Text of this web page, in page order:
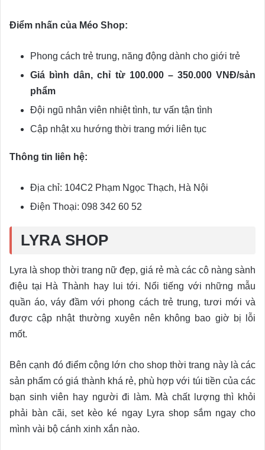
Điểm nhấn của Méo Shop:
Phong cách trẻ trung, năng động dành cho giới trẻ
Giá bình dân, chỉ từ 100.000 – 350.000 VNĐ/sản
phẩm
Đội ngũ nhân viên nhiệt tình, tư vấn tận tình
Cập nhật xu hướng thời trang mới liên tục
Thông tin liên hệ:
Địa chỉ: 104C2 Phạm Ngọc Thạch, Hà Nội
Điện Thoại: 098 342 60 52
LYRA SHOP
Lyra là shop thời trang nữ đẹp, giá rẻ mà các cô nàng sành
điệu tại Hà Thành hay lui tới. Nổi tiếng với những mẫu
quần áo, váy đầm với phong cách trẻ trung, tươi mới và
được cập nhật thường xuyên nên không bao giờ bị lỗi
mốt.
Bên cạnh đó điểm cộng lớn cho shop thời trang này là các
sản phẩm có giá thành khá rẻ, phù hợp với túi tiền của các
bạn sinh viên hay người đi làm. Mà chất lượng thì khỏi
phải bàn cãi, set kèo ké ngay Lyra shop sắm ngay cho
mình vài bộ cánh xinh xắn nào.